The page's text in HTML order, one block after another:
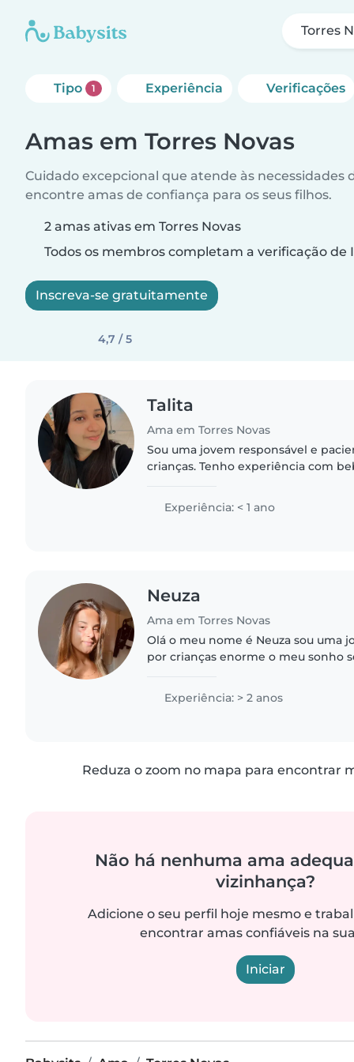
Torres
Tipo 1 Experiência Verificações
Amas em Torres Novas
Cuidado excepcional que atende às necessidades
encontre amas de confiança para os seus filhos.
2 amas ativas em Torres Novas
Todos os membros completam a verificação de
Inscreva-se gratuitamente
4,7 / 5
Talita
Ama em Torres Novas
Sou uma jovem responsável e
crianças. Tenho experiência com
ler e brincar. Estou..
Experiência: < 1 ano
Neuza
Ama em Torres Novas
Olá o meu nome é Neuza sou uma
por crianças enorme o meu sonho
Experiência: > 2 anos
Reduza o zoom no mapa para encontrar
Não há nenhuma ama
vizinhança?
Adicione o seu perfil hoje mesmo e
encontrar amas confiáveis na
Iniciar